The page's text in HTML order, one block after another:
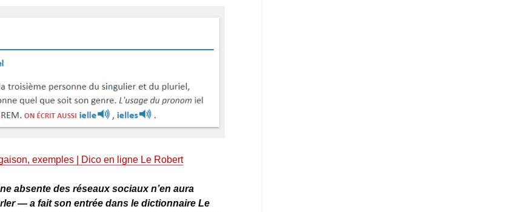
exemples | Dico en ligne Le Robert
absente des réseaux sociaux n’en aura
— a fait son entrée dans le dictionnaire Le